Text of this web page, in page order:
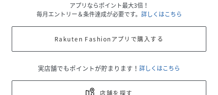
アプリならポイント最大3倍！
毎月エントリー＆条件達成が必要です。 詳しくはこちら
Rakuten Fashionアプリで購入する
実店舗でもポイントが貯まります！ 詳しくはこちら
店舗を探す